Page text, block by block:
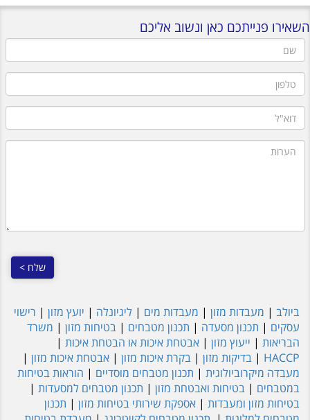
השאירו פנייתכם כאן ונשוב אליכם
שם
טלפון
דוא"ל
הערות
ביולב | מעבדות מזון | מעבדות מים | ליגיונלה | יועץ מזון | רישוי
עסקים | תכנון מסעדה | תכנון מטבחים | בטיחות מזון | משרד
הבריאות | ייעוץ מזון | אבטחת איכות או הבטחת איכות |
HACCP
| בדיקות מזון | בקרת איכות מזון | אבטחת איכות מזון |
מעבדה מיקרוביולוגית | תכנון מטבחים מוסדיים | הוראות בטיחות
במטבחים | בטיחות ואבטחת מזון | תכנון מטבחים למסעדות |
בטיחות מזון ומעבדות | אספקת שירותי בטיחות מזון | תכנון